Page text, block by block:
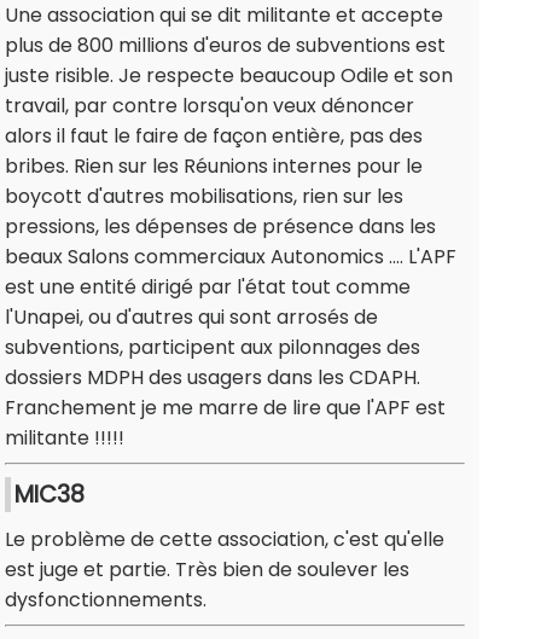
Une association qui se dit militante et accepte
plus de 800 millions d'euros de subventions est
juste risible. Je respecte beaucoup Odile et son
travail, par contre lorsqu'on veux dénoncer
alors il faut le faire de façon entière, pas des
bribes. Rien sur les Réunions internes pour le
boycott d'autres mobilisations, rien sur les
pressions, les dépenses de présence dans les
beaux Salons commerciaux Autonomics .... L'APF
est une entité dirigé par l'état tout comme
l'Unapei, ou d'autres qui sont arrosés de
subventions, participent aux pilonnages des
dossiers MDPH des usagers dans les CDAPH.
Franchement je me marre de lire que l'APF est
militante !!!!!
MIC38
Le problème de cette association, c'est qu'elle
est juge et partie. Très bien de soulever les
dysfonctionnements.